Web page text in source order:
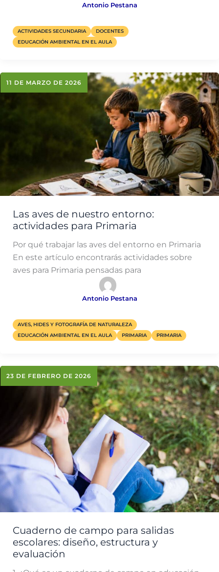
Antonio Pestana
ACTIVIDADES SECUNDARIA
DOCENTES
EDUCACIÓN AMBIENTAL EN EL AULA
Las aves de nuestro entorno:
actividades para Primaria
Por qué trabajar las aves del entorno en Primaria
En este artículo encontrarás actividades sobre
aves para Primaria pensadas para
Antonio Pestana
11 DE MARZO DE 2026
AVES, HIDES Y FOTOGRAFÍA DE NATURALEZA
EDUCACIÓN AMBIENTAL EN EL AULA
PRIMARIA PRIMARIA
Cuaderno de campo para salidas
escolares: diseño, estructura y
evaluación
23 DE FEBRERO DE 2026